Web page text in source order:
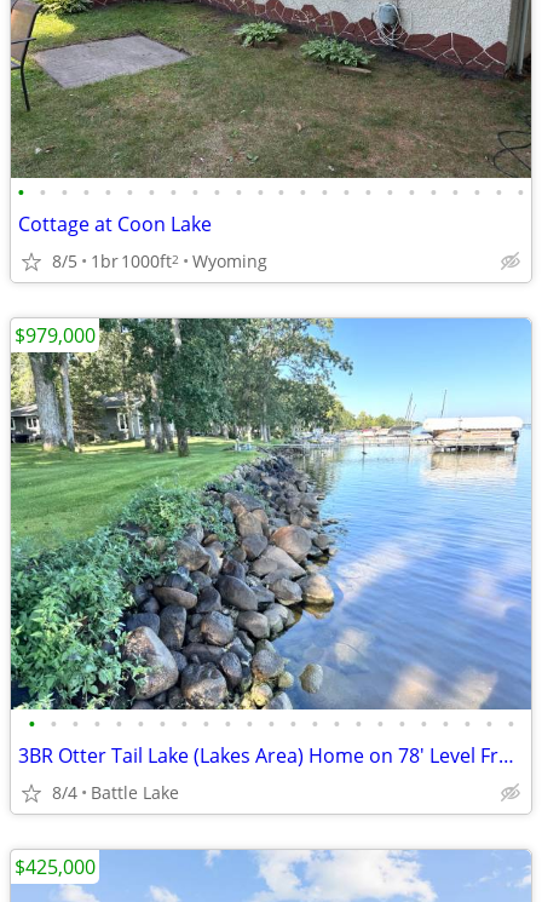
• • • • • • • • • • • • • • • • • • • • • • • •
Cottage at Coon Lake
8/5 1br1000ft2 Wyoming
• • • • • • • • • • • • • • • • • • • • • • •
3BR Otter Tail Lake (Lakes Area) Home on 78' Level Frontage
8/4 Battle Lake
$979,000
$425,000